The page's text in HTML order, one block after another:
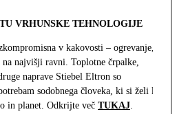
VRHUNSKE TEHNOLOGIJE
v kakovosti – ogrevanje,
na najvišji ravni. Toplotne črpalke,
naprave Stiebel Eltron so
sodobnega človeka, ki si želi le
in planet. Odkrijte več TUKAJ.